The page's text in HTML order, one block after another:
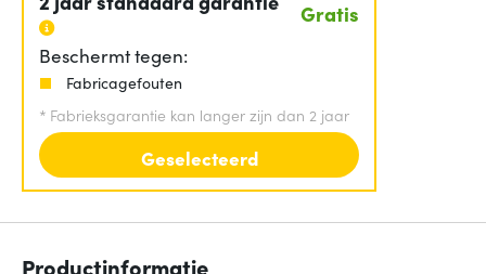
Gratis
Beschermt tegen:
Fabricagefouten
* Fabrieksgarantie kan langer zijn dan 2 jaar
Geselecteerd
Productinformatie